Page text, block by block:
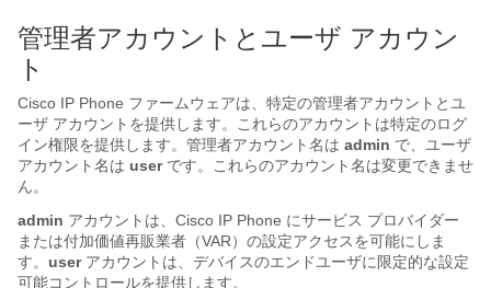
管理者アカウントとユーザ アカウン
ト
Cisco IP Phone ファームウェアは、特定の管理者アカウントとユ
ーザ アカウントを提供します。これらのアカウントは特定のログ
イン権限を提供します。管理者アカウント名は admin で、ユーザ
アカウント名は userです。これらのアカウント名は変更できませ
ん。
admin アカウントは、Cisco IP Phone にサービス プロバイダー
または付加価値再販業者（VAR）の設定アクセスを可能にしま
す。 userアカウントは、デバイスのエンドユーザに限定的な設定
可能コントロールを提供します。